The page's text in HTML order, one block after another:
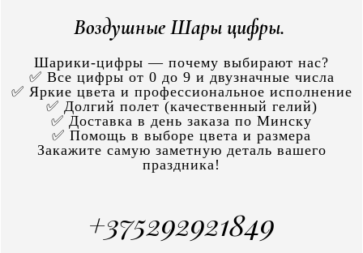
Воздушные Шары цифры.
Шарики-цифры — почему выбирают нас?
✅ Все цифры от 0 до 9 и двузначные числа
✅ Яркие цвета и профессиональное исполнение
✅ Долгий полет (качественный гелий)
✅ Доставка в день заказа по Минску
✅ Помощь в выборе цвета и размера
Закажите самую заметную деталь вашего
праздника!
+375292921849